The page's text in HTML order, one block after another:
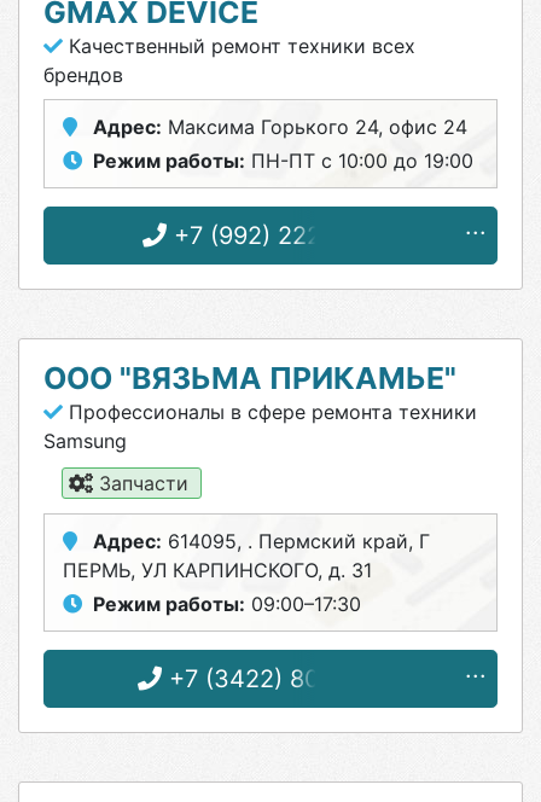
GMAX DEVICE
Качественный ремонт техники всех
брендов
Адрес: Максима Горького 24, офис 24
Режим работы: ПН-ПТ с 10:00 до 19:00
+7 (992) 222-13-55
ООО "ВЯЗЬМА ПРИКАМЬЕ"
Профессионалы в сфере ремонта техники
Samsung
Запчасти
Адрес: 614095, . Пермский край, Г
ПЕРМЬ, УЛ КАРПИНСКОГО, д. 31
Режим работы: 09:00–17:30
+7 (3422) 80-30-32